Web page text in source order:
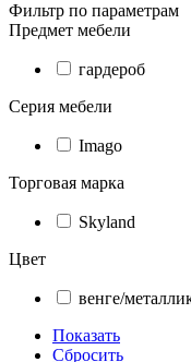
Фильтр по параметрам
Предмет мебели
гардероб
Серия мебели
Imago
Торговая марка
Skyland
Цвет
венге/
Показать
Сбросить